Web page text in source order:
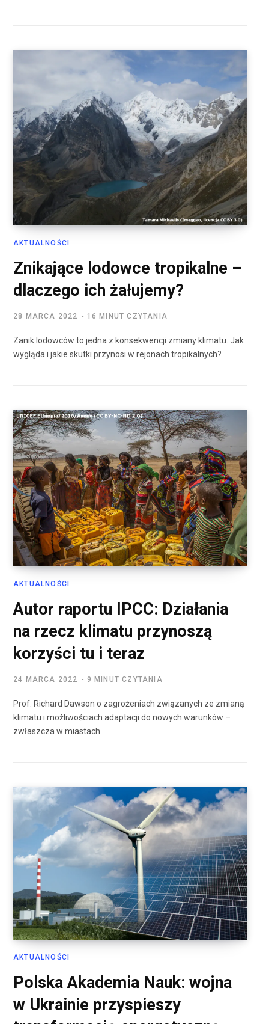
AKTUALNOŚCI
Znikające lodowce tropikalne –
dlaczego ich żałujemy?
28 MARCA 2022 16 MINUT CZYTANIA
Zanik lodowców to jedna z konsekwencji zmiany klimatu. Jak
wygląda i jakie skutki przynosi w rejonach tropikalnych?
AKTUALNOŚCI
Autor raportu IPCC: Działania
na rzecz klimatu przynoszą
korzyści tu i teraz
24 MARCA 2022 9 MINUT CZYTANIA
Prof. Richard Dawson o zagrożeniach związanych ze zmianą
klimatu i możliwościach adaptacji do nowych warunków –
zwłaszcza w miastach.
AKTUALNOŚCI
Polska Akademia Nauk: wojna
w Ukrainie przyspieszy